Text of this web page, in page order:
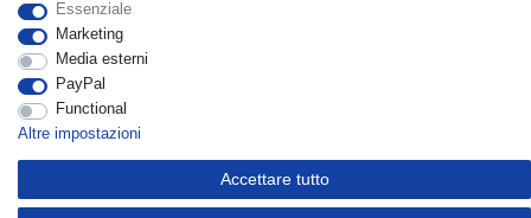
Essenziale
Marketing
Media esterni
PayPal
Functional
Altre impostazioni
Accettare tutto